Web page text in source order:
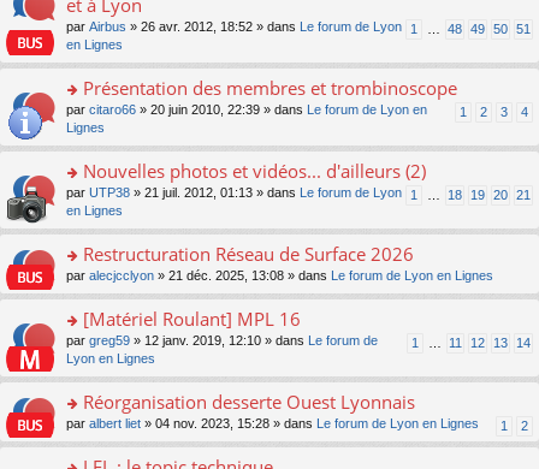
s
ré
c
e
nt
le
u
s
ré
c
e
g
o
n
lu
le
u
s
ré
c
e
nt
le
m
e
s
s
g
o
n
lu
le
u
s
ré
c
e
nt
ult
le
m
e
s
s
g
e
n
o
n
lu
u
s
ré
c
e
et à Lyon
1 48 49 50 51
par Airbus » 26 avr. 2012, 18:52 » dans
Le forum de Lyon
en Lignes
o
s
er
le
m
e
s
s
e
n
o
n
lu
pl
Présentation des membres et trombinoscope
1 2 3 4
par citaro66 » 20 juin 2010, 22:39 » dans
Le forum de Lyon en
Lignes
o
n
s
er
le
m
e
s
s
e
n
o
n
Nouvelles photos et vidéos... d'ailleurs (2)
1 18 19 20 21
par UTP38 » 21 juil. 2012, 01:13 » dans
Le forum de Lyon
en Lignes
o
n
ult
er
le
m
e
s
Restructuration Réseau de Surface 2026
par alecjcclyon » 21 déc. 2025, 13:08 » dans Le forum de Lyon en Lignes
o
s
er
le
m
[Matériel Roulant] MPL 16
1 11 12 13 14
par greg59 » 12 janv. 2019, 12:10 » dans
Le forum de
Lyon en Lignes
o
n
Réorganisation desserte Ouest Lyonnais
1 2
par albert liet » 04 nov. 2023, 15:28 » dans Le forum de Lyon en Lignes